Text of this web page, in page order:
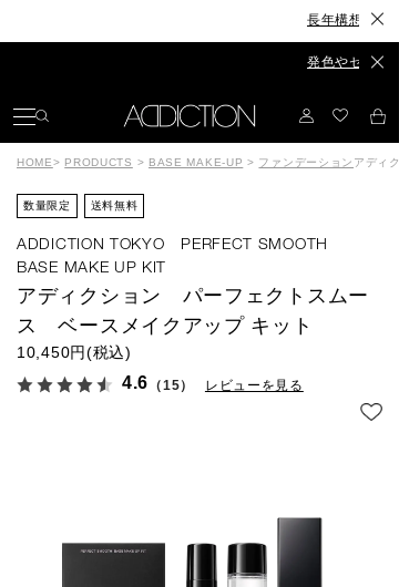
長年構想したスキン
発色やセット力、カ
HOME> PRODUCTS > BASE MAKE-UP > ファンデーション アディ
数量限定 送料無料
ADDICTION TOKYO PERFECT SMOOTH
BASE MAKE UP KIT
アディクション パーフェクトスムー
ス ベースメイクアップ キット
10,450円(税込)
4.6 （15） レビューを見る